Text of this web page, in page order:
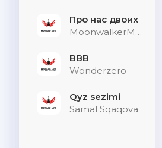
Про нас двоих
MoonwalkerMusic
BBB
Wonderzero
Qyz sezimi
Samal Sqaqova